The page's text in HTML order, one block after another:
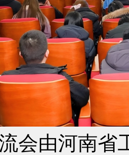
会由河南省